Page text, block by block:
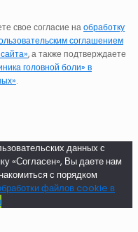
свое согласие наобработку
соглашением
, а также подтверждаете
головной боли» в
.
данных с
«Согласен», Вы даете нам
с порядком
файлов cookie в